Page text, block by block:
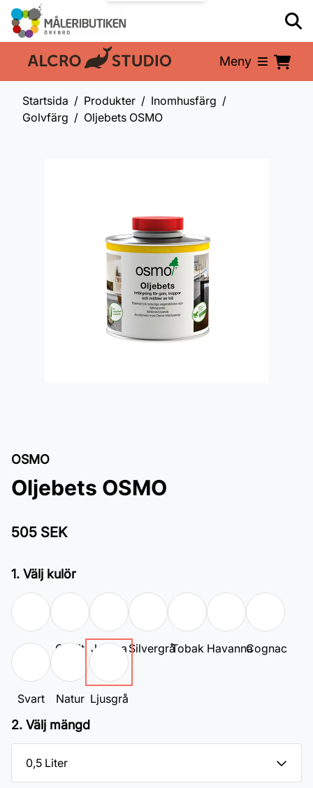
En del av: Meny
Startsida Produkter
Inomhusfärg
Golvfärg
Oljebets OSMO
OSMO
Oljebets OSMO
505 SEK
1. Välj kulör
Vit Grafit Jatoba SilvergråTobak HavannaCognac
Svart Natur Ljusgrå
2. Välj mängd